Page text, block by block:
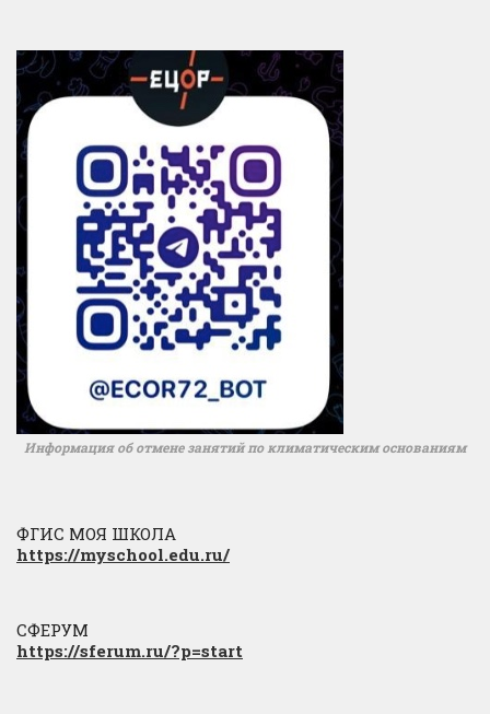
Информация об отмене занятий по климатическим основаниям
ФГИС МОЯ ШКОЛА
https://myschool.edu.ru/
СФЕРУМ
https://sferum.ru/?p=start